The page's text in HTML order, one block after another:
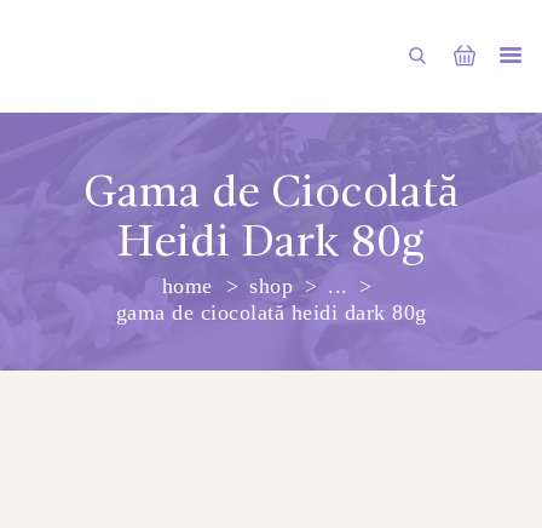
Gama de Ciocolată
Heidi Dark 80g
home shop
...
gama de ciocolată heidi dark 80g
PRINCIPALA
DESPRE NOI